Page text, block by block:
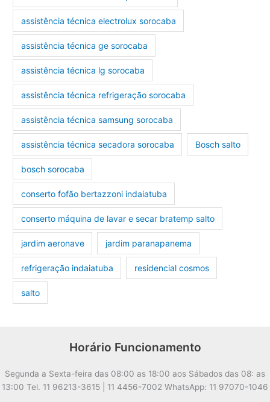
assistência técnica electrolux sorocaba
assistência técnica ge sorocaba
assistência técnica lg sorocaba
assistência técnica refrigeração sorocaba
assistência técnica samsung sorocaba
assistência técnica secadora sorocaba Bosch salto
bosch sorocaba
conserto fofão bertazzoni indaiatuba
conserto máquina de lavar e secar bratemp salto
jardim aeronave jardim paranapanema
refrigeração indaiatuba residencial cosmos
salto
Horário Funcionamento
Segunda a Sexta-feira das 08:00 as 18:00 aos Sábados das 08: as
13:00 Tel. 11 96213-3615 | 11 4456-7002 WhatsApp: 11 97070-1046